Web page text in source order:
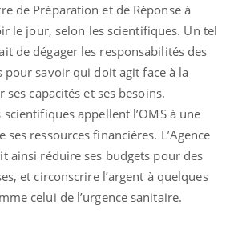
de Préparation et de Réponse à
le jour, selon les scientifiques. Un tel
de dégager les responsabilités des
pour savoir qui doit agit face à la
ses capacités et ses besoins.
appellent l’OMS à une
ses ressources financières. L’Agence
ainsi réduire ses budgets pour des
et circonscrire l’argent à quelques
celui de l’urgence sanitaire.